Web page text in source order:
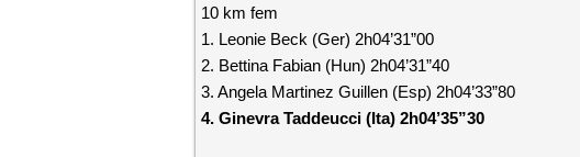
10 km fem
1. Leonie Beck (Ger) 2h04’31”00
2. Bettina Fabian (Hun) 2h04’31”40
3. Angela Martinez Guillen (Esp) 2h04’33”80
4. Ginevra Taddeucci (Ita) 2h04’35”30